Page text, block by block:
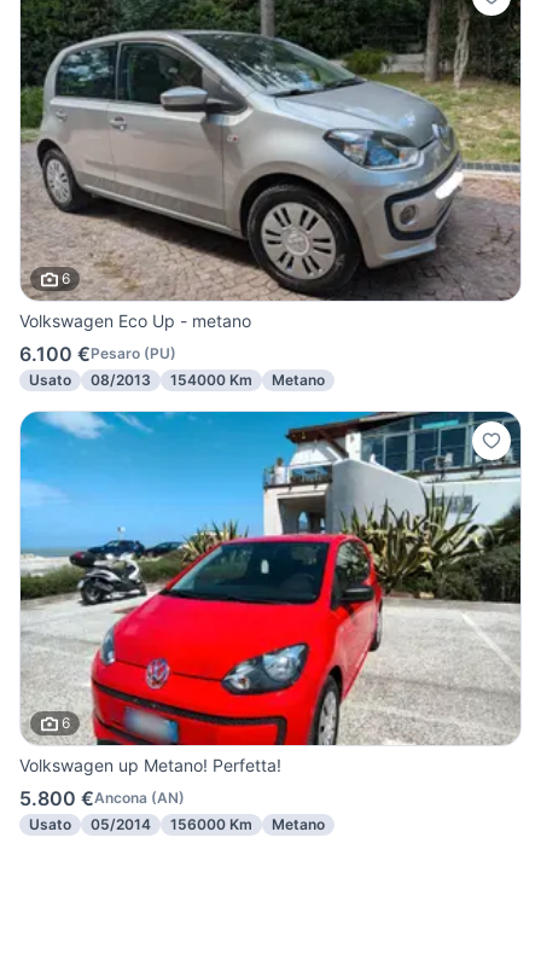
6
Volkswagen Eco Up - metano
6.100 €Pesaro (PU)
Usato
08/2013 154000 Km Metano
6
Volkswagen up Metano! Perfetta!
5.800 €Ancona (AN)
Usato
05/2014 156000 Km Metano